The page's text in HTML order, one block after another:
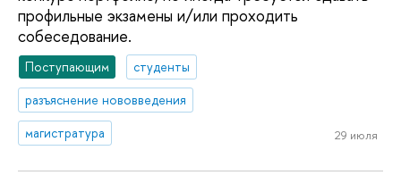
профильные экзамены и/или проходить
собеседование.
Поступающим
студенты
разъяснение нововведения
магистратура
29 июля